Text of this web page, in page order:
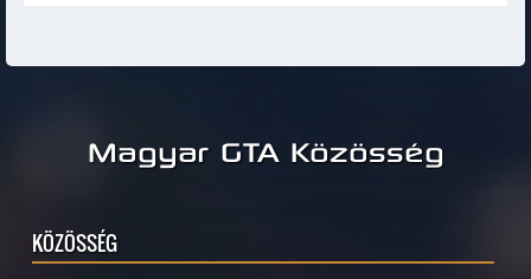
Magyar GTA Közösség
KÖZÖSSÉG